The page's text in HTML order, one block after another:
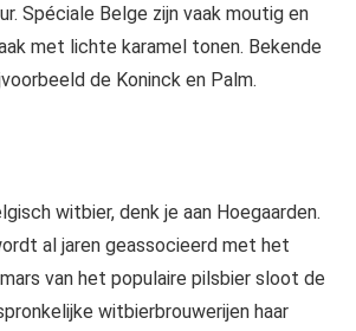
Spéciale Belge zijn vaak moutig en
met lichte karamel tonen. Bekende
de Koninck en Palm.
witbier, denk je aan Hoegaarden.
al jaren geassocieerd met het
van het populaire pilsbier sloot de
witbierbrouwerijen haar